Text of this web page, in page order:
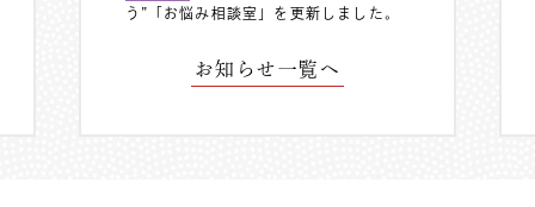
う”「お悩み相談室」を更新しました。
お知らせ一覧へ